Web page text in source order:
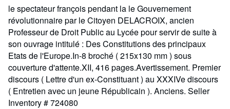
le spectateur françois pendant la le Gouvernement
révolutionnaire par le Citoyen DELACROIX, ancien
Professeur de Droit Public au Lycée pour servir de suite à
son ouvrage intitulé : Des Constitutions des principaux
Etats de l'Europe.In-8 broché ( 215x130 mm ) sous
couverture d'attente.XII, 416 pages.Avertissement. Premier
discours ( Lettre d'un ex-Constituant ) au XXXIVe discours
( Entretien avec un jeune Républicain ). Anciens. Seller
Inventory # 724080